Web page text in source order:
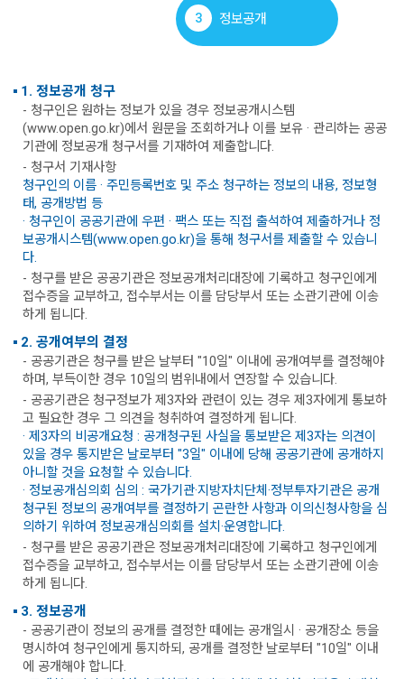
3 정보공개
1. 정보공개 청구
- 청구인은 원하는 정보가 있을 경우 정보공개시스템
(www.open.go.kr)에서 원문을 조회하거나 이를 보유 · 관리하는 공공
기관에 정보공개 청구서를 기재하여 제출합니다.
- 청구서 기재사항
청구인의 이름 · 주민등록번호 및 주소 청구하는 정보의 내용, 정보형
태, 공개방법 등
· 청구인이 공공기관에 우편 · 팩스 또는 직접 출석하여 제출하거나 정
보공개시스템(www.open.go.kr)을 통해 청구서를 제출할 수 있습니
다.
- 청구를 받은 공공기관은 정보공개처리대장에 기록하고 청구인에게
접수증을 교부하고, 접수부서는 이를 담당부서 또는 소관기관에 이송
하게 됩니다.
2. 공개여부의 결정
- 공공기관은 청구를 받은 날부터 "10일" 이내에 공개여부를 결정해야
하며, 부득이한 경우 10일의 범위내에서 연장할 수 있습니다.
- 공공기관은 청구정보가 제3자와 관련이 있는 경우 제3자에게 통보하
고 필요한 경우 그 의견을 청취하여 결정하게 됩니다.
· 제3자의 비공개요청 : 공개청구된 사실을 통보받은 제3자는 의견이
있을 경우 통지받은 날로부터 "3일" 이내에 당해 공공기관에 공개하지
아니할 것을 요청할 수 있습니다.
· 정보공개심의회 심의 : 국가기관·지방자치단체·정부투자기관은 공개
청구된 정보의 공개여부를 결정하기 곤란한 사항과 이의신청사항을 심
의하기 위하여 정보공개심의회를 설치·운영합니다.
- 청구를 받은 공공기관은 정보공개처리대장에 기록하고 청구인에게
접수증을 교부하고, 접수부서는 이를 담당부서 또는 소관기관에 이송
하게 됩니다.
3. 정보공개
- 공공기관이 정보의 공개를 결정한 때에는 공개일시 · 공개장소 등을
명시하여 청구인에게 통지하되, 공개를 결정한 날로부터 "10일" 이내
에 공개해야 합니다.